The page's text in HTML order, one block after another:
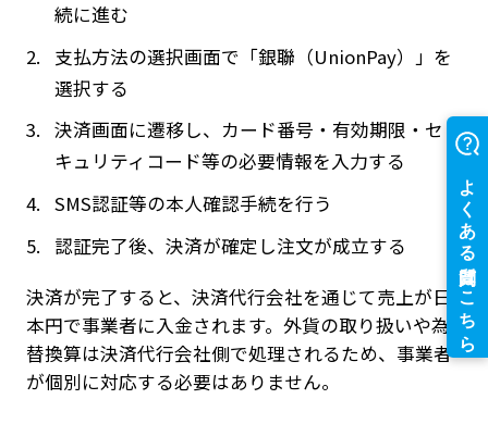
続に進む
支払方法の選択画面で「銀聯（UnionPay）」を
選択する
決済画面に遷移し、カード番号・有効期限・セ
キュリティコード等の必要情報を入力する
SMS認証等の本人確認手続を行う
認証完了後、決済が確定し注文が成立する
決済が完了すると、決済代行会社を通じて売上が日
本円で事業者に入金されます。外貨の取り扱いや為
替換算は決済代行会社側で処理されるため、事業者
が個別に対応する必要はありません。